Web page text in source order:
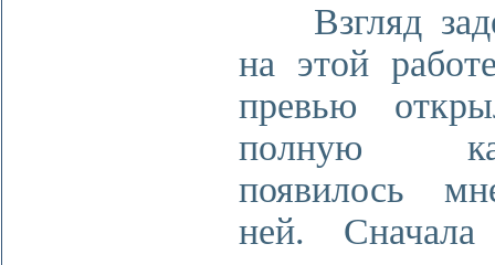
Взгляд
на этой
превью
полную
появилось
ней. Сначала